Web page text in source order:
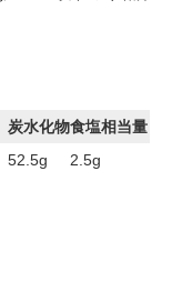
炭水化物食塩相当量
52.5g 2.5g